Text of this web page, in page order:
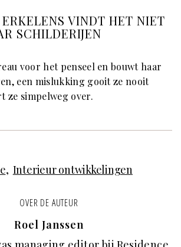
VINDT HET NIET
SCHILDERIJEN
voor het penseel en bouwt haar
een mislukking gooit ze nooit
ze simpelweg over.
Interieur ontwikkelingen
OVER DE AUTEUR
Roel Janssen